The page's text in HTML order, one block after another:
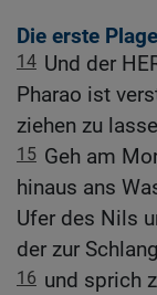
Die erste
14 Und der
Pharao ist
ziehen zu
15 Geh am
hinaus ans
Ufer des Nils
der zur
16 und sprich